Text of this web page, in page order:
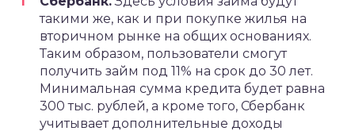
такими же, как и при покупке жилья на
вторичном рынке на общих основаниях.
Таким образом, пользователи смогут
получить займ под 11% на срок до 30 лет.
Минимальная сумма кредита будет равна
300 тыс. рублей, а кроме того, Сбербанк
учитывает дополнительные доходы